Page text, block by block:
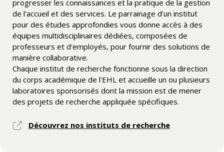
progresser les connaissances et la pratique de la gestion
de l'accueil et des services. Le parrainage d'un institut
pour des études approfondies vous donne accès à des
équipes multidisciplinaires dédiées, composées de
professeurs et d'employés, pour fournir des solutions de
manière collaborative.
Chaque institut de recherche fonctionne sous la direction
du corps académique de l'EHL et accueille un ou plusieurs
laboratoires sponsorisés dont la mission est de mener
des projets de recherche appliquée spécifiques.
Découvrez nos instituts de recherche